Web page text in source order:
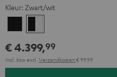
Kleur: Zwart/wit
€ 4.399,99
Incl. btwexcl. Verzendkosten € 99,99